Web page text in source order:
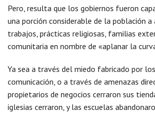
Pero, resulta que los gobiernos fueron
una porción considerable de la población a
trabajos, prácticas religiosas, familias
comunitaria en nombre de «aplanar la
Ya sea a través del miedo fabricado por
comunicación, o a través de amenazas
propietarios de negocios cerraron sus
iglesias cerraron, y las escuelas